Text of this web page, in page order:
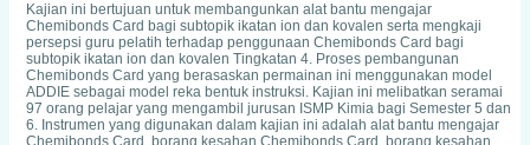
Kajian ini bertujuan untuk membangunkan alat bantu mengajar
Chemibonds Card bagi subtopik ikatan ion dan kovalen serta mengkaji
persepsi guru pelatih terhadap penggunaan Chemibonds Card bagi
subtopik ikatan ion dan kovalen Tingkatan 4. Proses pembangunan
Chemibonds Card yang berasaskan permainan ini menggunakan model
ADDIE sebagai model reka bentuk instruksi. Kajian ini melibatkan seramai
97 orang pelajar yang mengambil jurusan ISMP Kimia bagi Semester 5 dan
6. Instrumen yang digunakan dalam kajian ini adalah alat bantu mengajar
Chemibonds Card, borang kesahan Chemibonds Card, borang kesahan